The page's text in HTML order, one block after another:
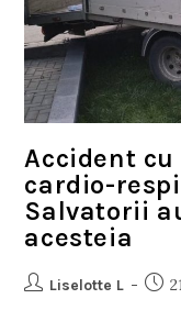
Accident
cardio-
Salvatorii
acesteia
Liselotte L